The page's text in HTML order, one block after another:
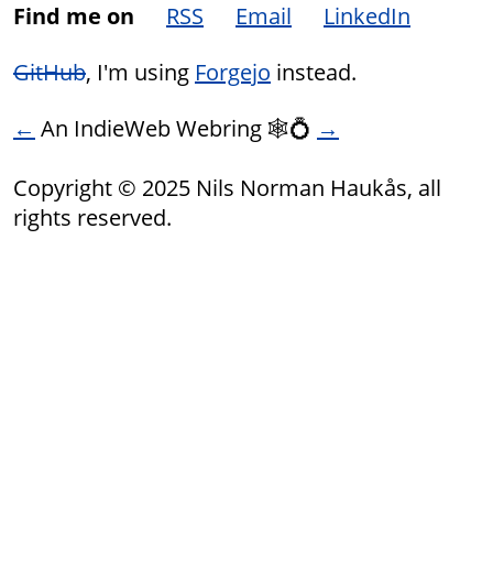
Find me on RSS Email
LinkedIn
GitHub, I'm using Forgejo instead.
← An IndieWeb Webring 🕸💍 →
Copyright © 2025 Nils Norman Haukås, all
rights reserved.